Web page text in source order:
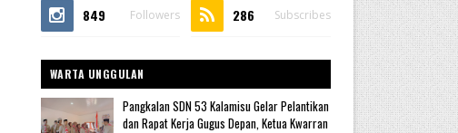
849 Followers 286 Subscribes
WARTA UNGGULAN
Pangkalan SDN 53 Kalamisu Gelar Pelantikan
dan Rapat Kerja Gugus Depan, Ketua Kwarran